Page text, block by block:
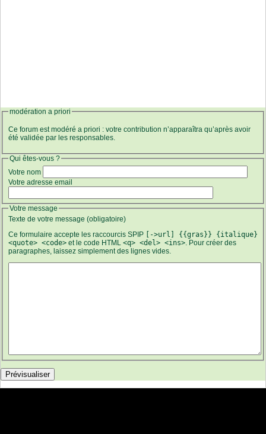
modération a priori
Ce forum est modéré a priori : votre contribution n’apparaîtra qu’après avoir
été validée par les responsables.
Qui êtes-vous ?
Votre nom
Votre adresse email
Votre message
Texte de votre message (obligatoire)
Ce formulaire accepte les raccourcis SPIP
[->url] {{gras}} {italique}
<quote> <code> et le code HTML <q> <del> <ins>. Pour créer des
paragraphes, laissez simplement des lignes vides.